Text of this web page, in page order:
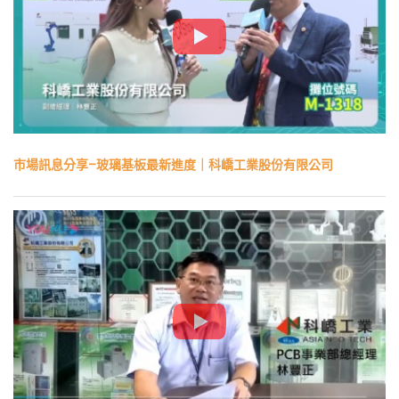
市場訊息分享–玻璃基板最新進度｜科嶠工業股份有限公司